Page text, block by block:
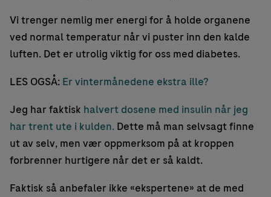
Vi trenger nemlig mer energi for å holde organene
ved normal temperatur når vi puster inn den kalde
luften. Det er utrolig viktig for oss med diabetes.
LES OGSÅ: Er vintermånedene ekstra ille?
Jeg har faktisk halvert dosene med insulin når jeg
har trent ute i kulden. Dette må man selvsagt finne
ut av selv, men vær oppmerksom på at kroppen
forbrenner hurtigere når det er så kaldt.
Faktisk så anbefaler ikke «ekspertene» at de med